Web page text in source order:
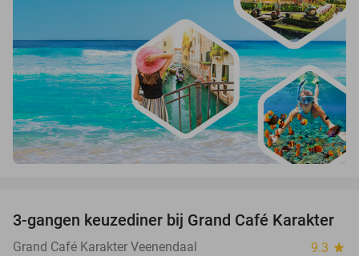
43%
3-gangen keuzediner bij Grand Café Karakter
Grand Café Karakter Veenendaal 9.3 star